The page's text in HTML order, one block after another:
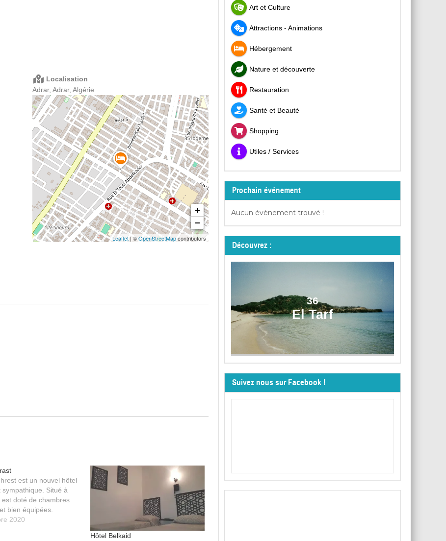
Localisation
Adrar, Adrar, Algérie
+
−
Leaflet| ©OpenStreetMapcontributors
est un nouvel hôtel
sympathique. Situé à
est doté de chambres
bien équipées.
2020
Hôtel Belkaid
Art et Culture
Attractions - Animations
Hébergement
Nature et découverte
Restauration
Santé et Beauté
Shopping
Utiles / Services
Prochain événement
Aucun événement trouvé !
Découvrez :
36
El Tarf
Suivez nous sur Facebook !